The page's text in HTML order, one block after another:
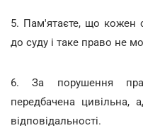
5. Пам'ятаєте, що кожен
до суду і таке право не
6. За порушення прав
передбачена цивільна,
відповідальності.